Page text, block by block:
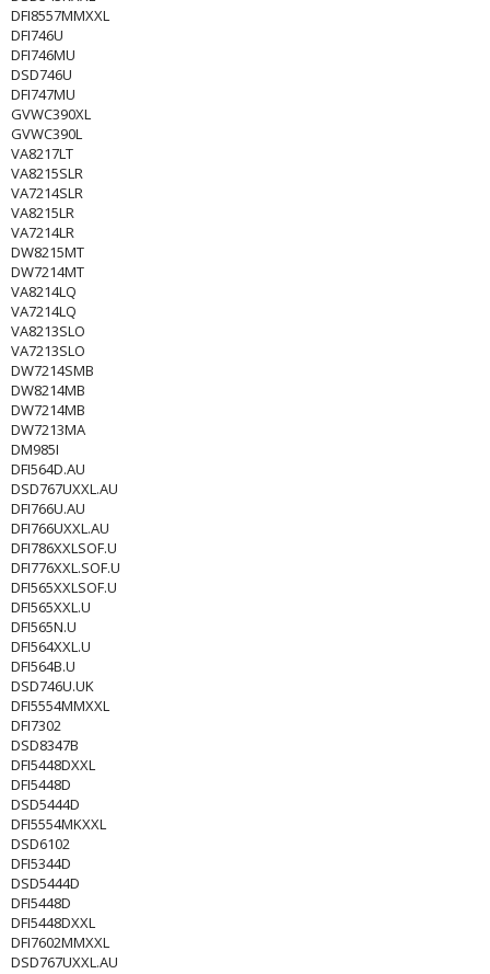
DFI8557MMXXL
DFI746U
DFI746MU
DSD746U
DFI747MU
GVWC390XL
GVWC390L
VA8217LT
VA8215SLR
VA7214SLR
VA8215LR
VA7214LR
DW8215MT
DW7214MT
VA8214LQ
VA7214LQ
VA8213SLO
VA7213SLO
DW7214SMB
DW8214MB
DW7214MB
DW7213MA
DM985I
DFI564D.AU
DSD767UXXL.AU
DFI766U.AU
DFI766UXXL.AU
DFI786XXLSOF.U
DFI776XXL.SOF.U
DFI565XXLSOF.U
DFI565XXL.U
DFI565N.U
DFI564XXL.U
DFI564B.U
DSD746U.UK
DFI5554MMXXL
DFI7302
DSD8347B
DFI5448DXXL
DFI5448D
DSD5444D
DFI5554MKXXL
DSD6102
DFI5344D
DSD5444D
DFI5448D
DFI5448DXXL
DFI7602MMXXL
DSD767UXXL.AU